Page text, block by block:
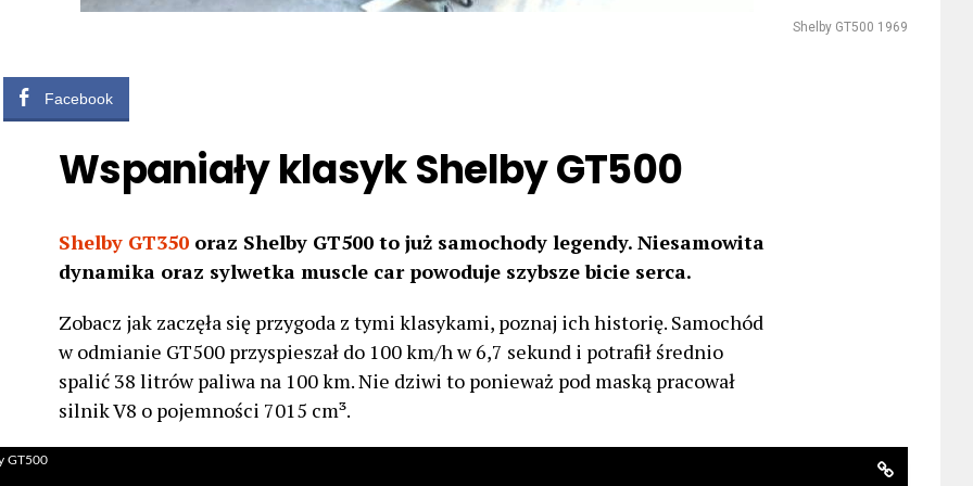
Shelby GT500 1969
Facebook
Wspaniały klasyk Shelby GT500
Shelby GT350 oraz Shelby GT500 to już samochody legendy. Niesamowita
dynamika oraz sylwetka muscle car powoduje szybsze bicie serca.
Zobacz jak zaczęła się przygoda z tymi klasykami, poznaj ich historię. Samochód
w odmianie GT500 przyspieszał do 100 km/h w 6,7 sekund i potrafił średnio
spalić 38 litrów paliwa na 100 km. Nie dziwi to ponieważ pod maską pracował
silnik V8 o pojemności 7015 cm³.
GT500